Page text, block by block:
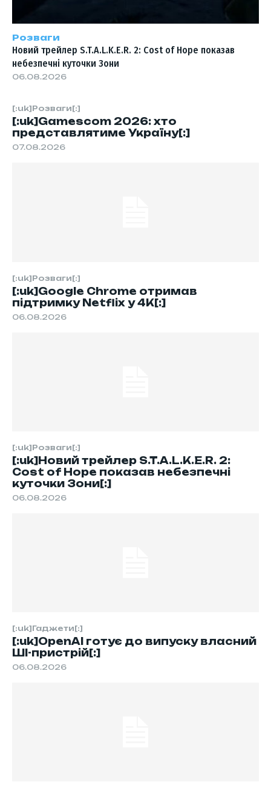
[:uk]Розваги[:]
[:uk]Gamescom 2026: хто
представлятиме Україну[:]
07.08.2026
[:uk]Розваги[:]
[:uk]Google Chrome отримав
підтримку Netflix у 4K[:]
06.08.2026
[:uk]Розваги[:]
[:uk]Новий трейлер S.T.A.L.K.E.R. 2:
Cost of Hope показав небезпечні
куточки Зони[:]
06.08.2026
[:uk]Гаджети[:]
[:uk]OpenAI готує до випуску власний
ШІ-пристрій[:]
06.08.2026
Розваги
Новий трейлер S.T.A.L.K.E.R. 2: Cost of Hope показав
небезпечні куточки Зони
06.08.2026